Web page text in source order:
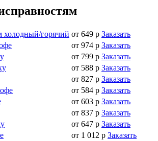
горячий от 649 р Заказать
от 974 р Заказать
от 799 р Заказать
от 588 р Заказать
от 827 р Заказать
от 584 р Заказать
от 603 р Заказать
от 837 р Заказать
от 647 р Заказать
от 1 012 р Заказать